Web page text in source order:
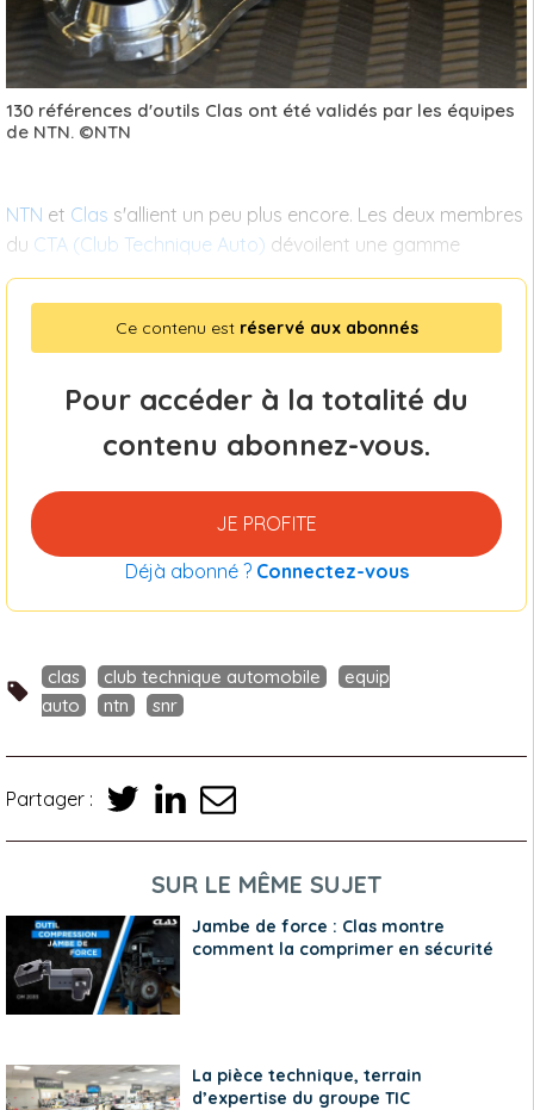
130 références d'outils Clas ont été validés par les équipes
de NTN. ©NTN
NTN et Clas s'allient un peu plus encore. Les deux membres
du CTA (Club Technique Auto) dévoilent une gamme
Ce contenu est réservé aux abonnés
Pour accéder à la totalité du
contenu abonnez-vous.
JE PROFITE
Déjà abonné ? Connectez-vous
clas club technique automobile
equip
auto
ntn snr
Partager :
SUR LE MÊME SUJET
Jambe de force : Clas montre
comment la comprimer en sécurité
La pièce technique, terrain
d’expertise du groupe TIC